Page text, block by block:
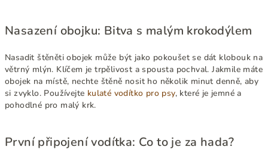
Nasazení obojku: Bitva s malým krokodýlem
Nasadit štěněti obojek může být jako pokoušet se dát klobouk na
větrný mlýn. Klíčem je trpělivost a spousta pochval. Jakmile máte
obojek na místě, nechte štěně nosit ho několik minut denně, aby
si zvyklo. Používejte kulaté vodítko pro psy, které je jemné a
pohodlné pro malý krk.
První připojení vodítka: Co to je za hada?